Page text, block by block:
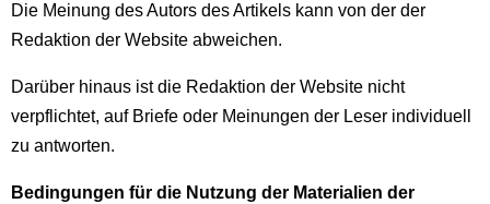
Die Meinung des Autors des Artikels kann von der der
Redaktion der Website abweichen.
Darüber hinaus ist die Redaktion der Website nicht
verpflichtet, auf Briefe oder Meinungen der Leser individuell
zu antworten.
Bedingungen für die Nutzung der Materialien der